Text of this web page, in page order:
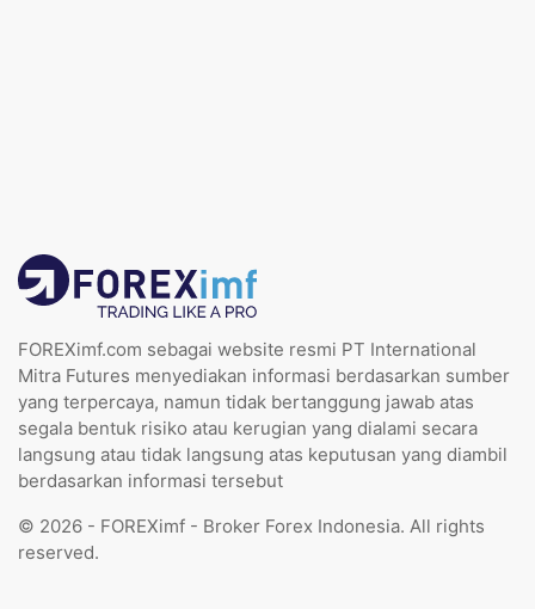
FOREXimf.com sebagai website resmi PT International
Mitra Futures menyediakan informasi berdasarkan sumber
yang terpercaya, namun tidak bertanggung jawab atas
segala bentuk risiko atau kerugian yang dialami secara
langsung atau tidak langsung atas keputusan yang diambil
berdasarkan informasi tersebut
© 2026 - FOREXimf - Broker Forex Indonesia. All rights
reserved.